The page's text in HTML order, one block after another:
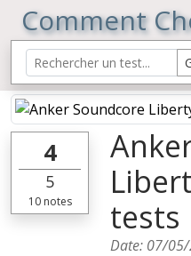
Comment
4
5
10notes
tests
Date: 07/